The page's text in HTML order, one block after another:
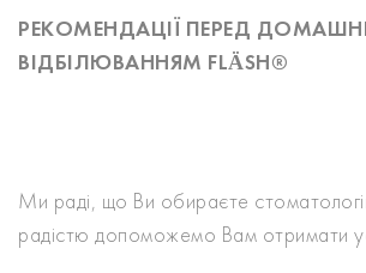
РЕКОМЕНДАЦІЇ ПЕРЕД
ВІДБІЛЮВАННЯМ FLÄSH®
Ми раді, що Ви обираєте
радістю допоможемо Вам отримати